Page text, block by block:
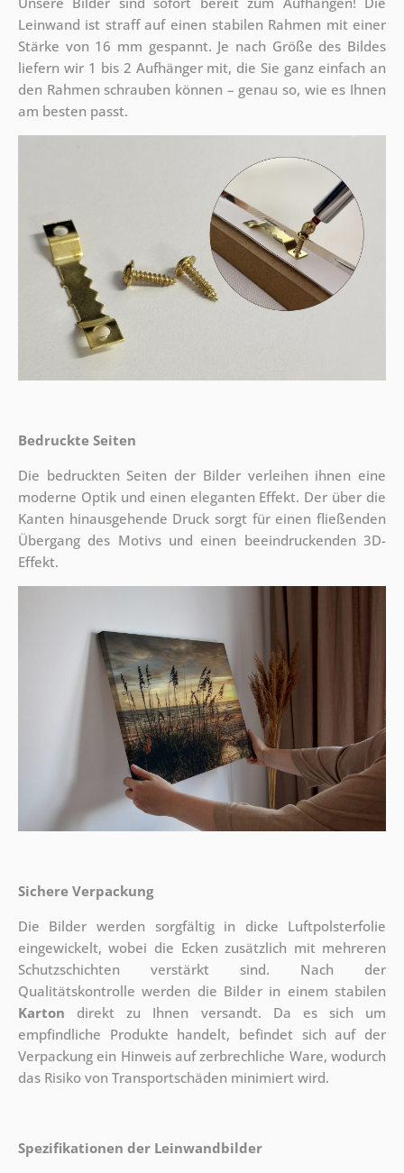
Leinwand ist straff auf einen stabilen Rahmen mit einer
Stärke von 16 mm gespannt. Je nach Größe des Bildes
liefern wir 1 bis 2 Aufhänger mit, die Sie ganz einfach an
den Rahmen schrauben können – genau so, wie es Ihnen
am besten passt.
Bedruckte Seiten
Die bedruckten Seiten der Bilder verleihen ihnen eine
moderne Optik und einen eleganten Effekt. Der über die
Kanten hinausgehende Druck sorgt für einen fließenden
Übergang des Motivs und einen beeindruckenden 3D-
Effekt.
Sichere Verpackung
Die Bilder werden sorgfältig in dicke Luftpolsterfolie
eingewickelt, wobei die Ecken zusätzlich mit mehreren
Schutzschichten verstärkt sind. Nach der
Qualitätskontrolle werden die Bilder in einem stabilen
Karton direkt zu Ihnen versandt. Da es sich um
empfindliche Produkte handelt, befindet sich auf der
Verpackung ein Hinweis auf zerbrechliche Ware, wodurch
das Risiko von Transportschäden minimiert wird.
Spezifikationen der Leinwandbilder